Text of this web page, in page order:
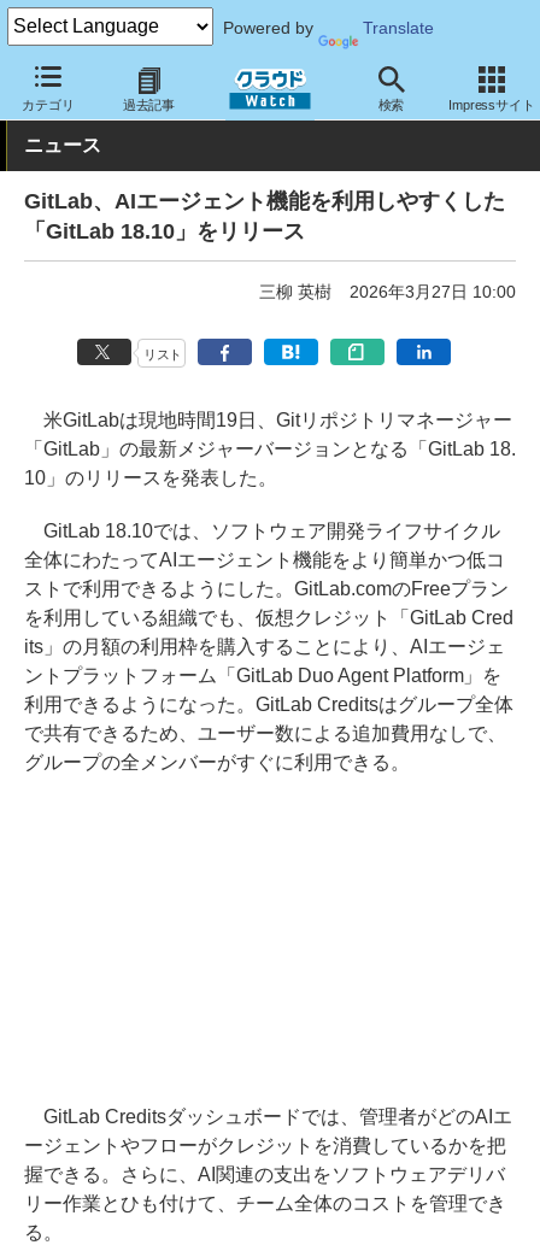
Powered by Translate
カテゴリ 過去記事 検索 Impressサイト
クラウド Watch サービス・ソフト ソフトウェア 開発関連
ニュース
GitLab、AIエージェント機能を利用しやすくした
「GitLab 18.10」をリリース
三柳 英樹 2026年3月27日 10:00
リスト
米GitLabは現地時間19日、Gitリポジトリマネージャー
「GitLab」の最新メジャーバージョンとなる「GitLab 18.
10」のリリースを発表した。
GitLab 18.10では、ソフトウェア開発ライフサイクル
全体にわたってAIエージェント機能をより簡単かつ低コ
ストで利用できるようにした。GitLab.comのFreeプラン
を利用している組織でも、仮想クレジット「GitLab Cred
its」の月額の利用枠を購入することにより、AIエージェ
ントプラットフォーム「GitLab Duo Agent Platform」を
利用できるようになった。GitLab Creditsはグループ全体
で共有できるため、ユーザー数による追加費用なしで、
グループの全メンバーがすぐに利用できる。
GitLab Creditsダッシュボードでは、管理者がどのAIエ
ージェントやフローがクレジットを消費しているかを把
握できる。さらに、AI関連の支出をソフトウェアデリバ
リー作業とひも付けて、チーム全体のコストを管理でき
る。